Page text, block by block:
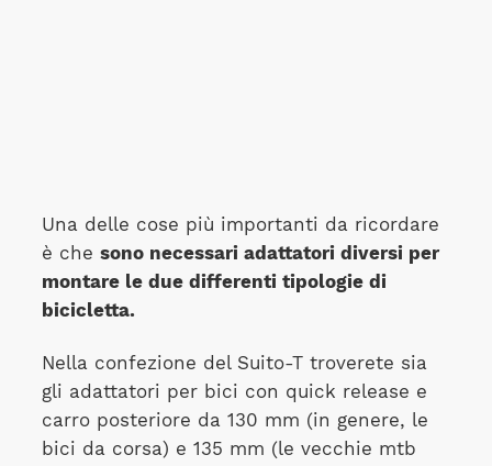
Una delle cose più importanti da ricordare
è che sono necessari adattatori diversi per
montare le due differenti tipologie di
bicicletta.
Nella confezione del Suito-T troverete sia
gli adattatori per bici con quick release e
carro posteriore da 130 mm (in genere, le
bici da corsa) e 135 mm (le vecchie mtb